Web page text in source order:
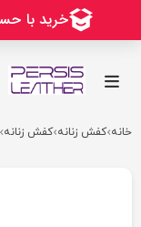
خانه کفش زنانه کفش زنانه